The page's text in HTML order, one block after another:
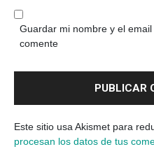
Guardar mi nombre y el
comente
Este sitio usa Akismet para
procesan los datos de tus